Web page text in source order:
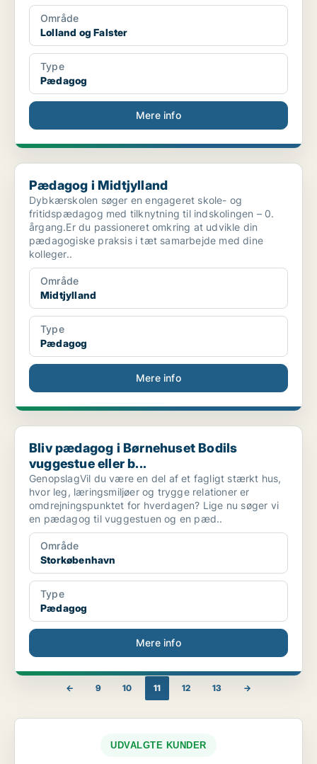
Område
Lolland og Falster
Type
Pædagog
Mere info
Pædagog i Midtjylland
Pædagog i Midtjylland
Dybkærskolen søger en engageret skole- og
fritidspædagog med tilknytning til indskolingen – 0.
årgang.Er du passioneret omkring at udvikle din
pædagogiske praksis i tæt samarbejde med dine
kolleger..
Område
Midtjylland
Type
Pædagog
Mere info
Bliv pædagog i Børnehuset Bodils vuggestue eller b...
Bliv pædagog i Børnehuset Bodils
vuggestue eller b...
GenopslagVil du være en del af et fagligt stærkt hus,
hvor leg, læringsmiljøer og trygge relationer er
omdrejningspunktet for hverdagen? Lige nu søger vi
en pædagog til vuggestuen og en pæd..
Område
Storkøbenhavn
Type
Pædagog
Mere info
← 9 10 11 12 13 →
UDVALGTE KUNDER